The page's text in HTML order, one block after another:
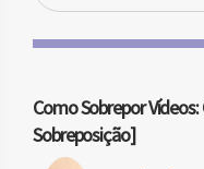
Como Sobrepor
Sobreposição]